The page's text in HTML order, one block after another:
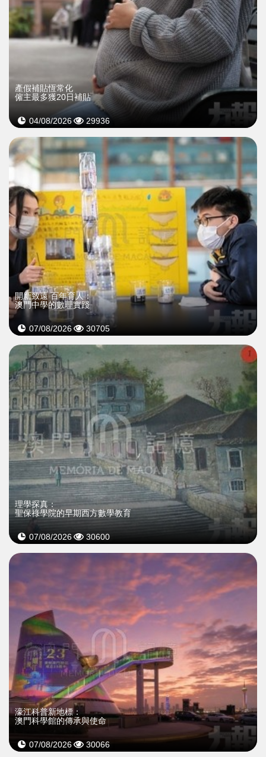
產假補貼恆常化
僱主最多獲20日補貼
04/08/2026 29936
開新致遠 百年育人：
澳門中學的數理實踐
07/08/2026 30705
理學探真：
聖保祿學院的早期西方數學教育
07/08/2026 30600
濠江科普新地標：
澳門科學館的傳承與使命
07/08/2026 30066